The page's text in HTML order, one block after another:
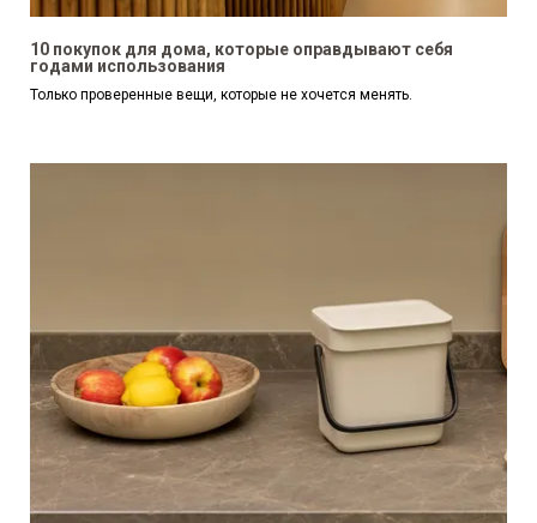
10 покупок для дома, которые оправдывают себя
годами использования
Только проверенные вещи, которые не хочется менять.